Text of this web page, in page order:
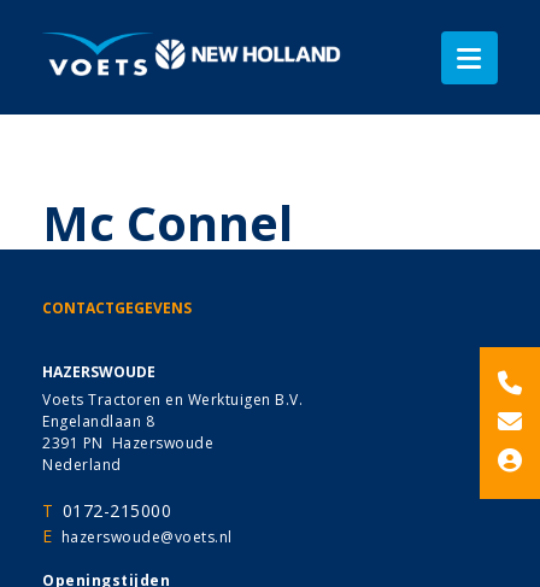
Mc Connel
CONTACTGEGEVENS
HAZERSWOUDE
Voets Tractoren en Werktuigen B.V.
Engelandlaan 8
2391 PN Hazerswoude
Nederland
T 0172-215000
E hazerswoude@voets.nl
Openingstijden